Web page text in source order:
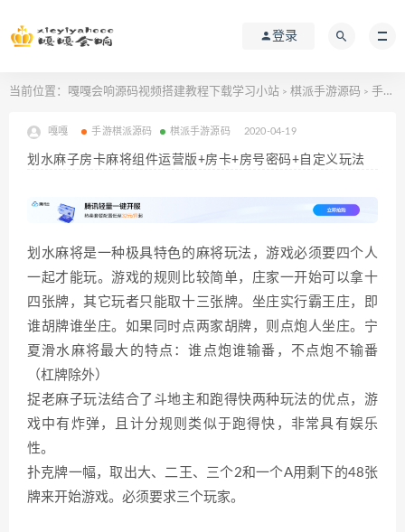
登录
当前位置： 嘎嘎会响源码视频搭建教程下载学习小站 > 棋派手游源码 > 手游棋派源码
嘎嘎 手游棋派源码 棋派手游源码 2020-04-19
划水麻子房卡麻将组件运营版+房卡+房号密码+自定义玩法
划水麻将是一种极具特色的麻将玩法，游戏必须要四个人
一起才能玩。游戏的规则比较简单，庄家一开始可以拿十
四张牌，其它玩者只能取十三张牌。坐庄实行霸王庄，即
谁胡牌谁坐庄。如果同时点两家胡牌，则点炮人坐庄。宁
夏滑水麻将最大的特点：谁点炮谁输番，不点炮不输番
（杠牌除外）
捉老麻子玩法结合了斗地主和跑得快两种玩法的优点，游
戏中有炸弹，且计分规则类似于跑得快，非常具有娱乐
性。
扑克牌一幅，取出大、二王、三个2和一个A用剩下的48张
牌来开始游戏。必须要求三个玩家。